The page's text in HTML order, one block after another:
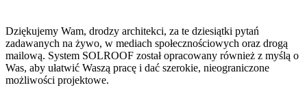
Dziękujemy Wam, drodzy architekci, za te dziesiątki pytań
zadawanych na żywo, w mediach społecznościowych oraz drogą
mailową. System SOLROOF został opracowany również z myślą o
Was, aby ułatwić Waszą pracę i dać szerokie, nieograniczone
możliwości projektowe.